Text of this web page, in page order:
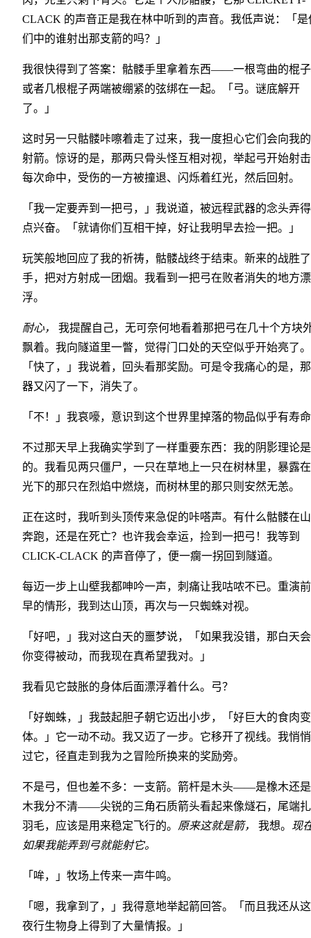
CLACK 的声音正是我在林中听到的声音。我低声说：「是
们中的谁射出那支箭的吗？」
我很快得到了答案：骷髅手里拿着东西——一根弯曲的棍
或者几根棍子两端被绷紧的弦绑在一起。「弓。谜底解开
了。」
这时另一只骷髅咔嚓着走了过来，我一度担心它们会向我
射箭。惊讶的是，那两只骨头怪互相对视，举起弓开始射
每次命中，受伤的一方被撞退、闪烁着红光，然后回射。
「我一定要弄到一把弓，」我说道，被远程武器的念头弄
点兴奋。「就请你们互相干掉，好让我明早去捡一把。」
玩笑般地回应了我的祈祷，骷髅战终于结束。新来的战胜
手，把对方射成一团烟。我看到一把弓在败者消失的地方漂
浮。
耐心，
我提醒自己，无可奈何地看着那把弓在几十个方块
飘着。我向隧道里一瞥，觉得门口处的天空似乎开始亮了。
「快了，」我说着，回头看那奖励。可是令我痛心的是，
器又闪了一下，消失了。
「不！」我哀嚎，意识到这个世界里掉落的物品似乎有寿
不过那天早上我确实学到了一样重要东西：我的阴影理论
的。我看见两只僵尸，一只在草地上一只在树林里，暴露
光下的那只在烈焰中燃烧，而树林里的那只则安然无恙。
正在这时，我听到头顶传来急促的咔嗒声。有什么骷髅在
奔跑，还是在死亡？也许我会幸运，捡到一把弓！我等到
CLICK-CLACK 的声音停了，便一瘸一拐回到隧道。
每迈一步上山壁我都呻吟一声，刺痛让我咕哝不已。重演
早的情形，我到达山顶，再次与一只蜘蛛对视。
「好吧，」我对这白天的噩梦说，「如果我没错，那白天
你变得被动，而我现在真希望我对。」
我看见它鼓胀的身体后面漂浮着什么。弓？
「好蜘蛛，」我鼓起胆子朝它迈出小步，「好巨大的食肉
体。」它一动不动。我又迈了一步。它移开了视线。我悄
过它，径直走到我为之冒险所换来的奖励旁。
不是弓，但也差不多：一支箭。箭杆是木头——是橡木还
木我分不清——尖锐的三角石质箭头看起来像燧石，尾端
羽毛，应该是用来稳定飞行的。 原来这就是箭， 我想。 现
如果我能弄到弓就能射它。
「哞，」牧场上传来一声牛鸣。
「嗯，我拿到了，」我得意地举起箭回答。「而且我还从
夜行生物身上得到了大量情报。」